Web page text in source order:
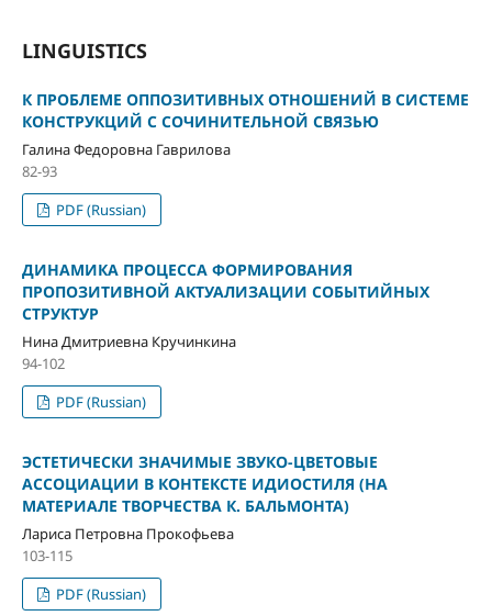
LINGUISTICS
К ПРОБЛЕМЕ ОППОЗИТИВНЫХ ОТНОШЕНИЙ В СИСТЕМЕ
КОНСТРУКЦИЙ С СОЧИНИТЕЛЬНОЙ СВЯЗЬЮ
Галина Федоровна Гаврилова
82-93
PDF (Russian)
ДИНАМИКА ПРОЦЕССА ФОРМИРОВАНИЯ
ПРОПОЗИТИВНОЙ АКТУАЛИЗАЦИИ СОБЫТИЙНЫХ
СТРУКТУР
Нина Дмитриевна Кручинкина
94-102
PDF (Russian)
ЭСТЕТИЧЕСКИ ЗНАЧИМЫЕ ЗВУКО-ЦВЕТОВЫЕ
АССОЦИАЦИИ В КОНТЕКСТЕ ИДИОСТИЛЯ (НА
МАТЕРИАЛЕ ТВОРЧЕСТВА К. БАЛЬМОНТА)
Лариса Петровна Прокофьева
103-115
PDF (Russian)